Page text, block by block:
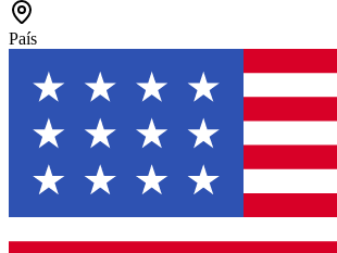
País